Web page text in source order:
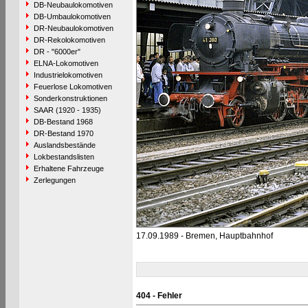
DB-Neubaulokomotiven
DB-Umbaulokomotiven
DR-Neubaulokomotiven
DR-Rekolokomotiven
DR - "6000er"
ELNA-Lokomotiven
Industrielokomotiven
Feuerlose Lokomotiven
Sonderkonstruktionen
SAAR (1920 - 1935)
DB-Bestand 1968
DR-Bestand 1970
Auslandsbestände
Lokbestandslisten
Erhaltene Fahrzeuge
Zerlegungen
17.09.1989 - Bremen, Hauptbahnhof
404 - Fehler